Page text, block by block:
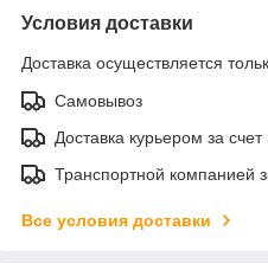
Условия доставки
Доставка осуществляется
Самовывоз
Доставка курьером за
Транспортной компанией
Все условия доставки